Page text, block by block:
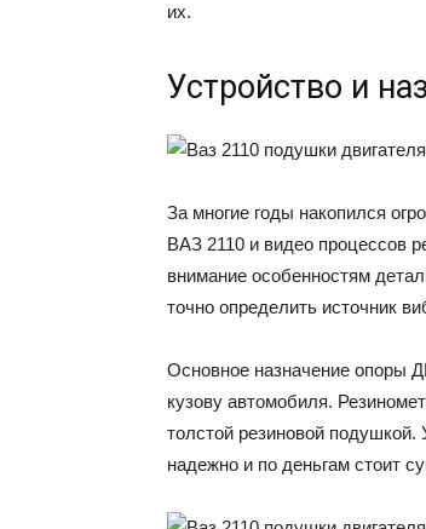
их.
Устройство и
За многие годы накопился
ВАЗ 2110 и видео процессов
внимание особенностям
точно определить источник
Основное назначение опоры
кузову автомобиля.
толстой резиновой подушкой.
надежно и по деньгам стоит